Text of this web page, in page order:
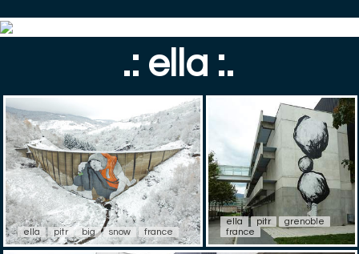
.: ella :.
ella pitr big snow france
ella pitr
grenoble
france